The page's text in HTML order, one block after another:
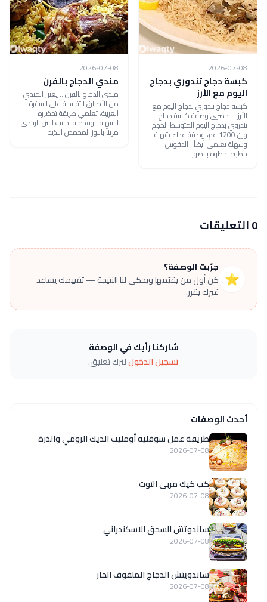
2026-07-08
كبسة دجاج تندوري بدجاج
اليوم مع الأرز
كبسة دجاج تندوري بدجاج اليوم مع
الأرز ... حضري وصفة كبسة دجاج
تندروي بدجاج اليوم المتوسط الحجم
وزن 1200 غم، وصفة غداء شهية
وسهلة تعلمي أيضاً: الدقوس
خطوة بخطوة بالصور
2026-07-08
مندي الدجاج بالفرن
مندي الدجاج بالفرن .. يعتبر المندي
من الأطباق التقليدية على السفرة
العربية، تعلمي طريقة تحضيره
السهلة ، وقدميه بجانب اللبن الزبادي
مزيناً باللوز المحمص اللذيذ
0 التعليقات
⭐
جرّبت الوصفة؟
كن أول من يقيّمها ويحكي لنا النتيجة — تقييمك يساعد
غيرك يقرر.
شاركنا رأيك في الوصفة
تسجيل الدخوللترك تعليق.
أحدث الوصفات
طريقة عمل سوفليه أومليت الديك الرومي والذرة
2026-07-08
كب كيك مربى التوت
2026-07-08
ساندوتش السجق الاسكندراني
2026-07-08
ساندويتش الدجاج الملفوف الحار
2026-07-08